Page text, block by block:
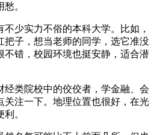
。
少实力不俗的本科大学。比如，
把子，想当老师的同学，选它准没
不错，校园环境也挺安静，适合潜
经类院校中的佼佼者，学金融、会
关注一下。地理位置也很好，在光
。